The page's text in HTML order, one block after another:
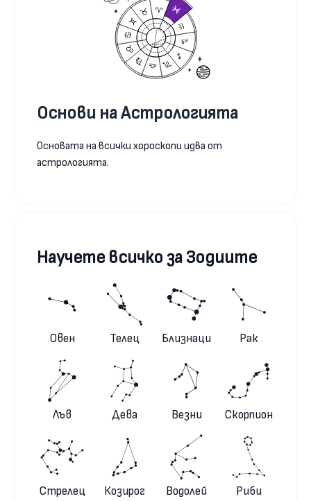
Основи на Астрологията
Основата на всички хороскопи идва от
астрологията.
Научете всичко за Зодиите
Овен Телец Близнаци Рак
Лъв Дева Везни Скорпион
Стрелец Козирог Водолей Риби